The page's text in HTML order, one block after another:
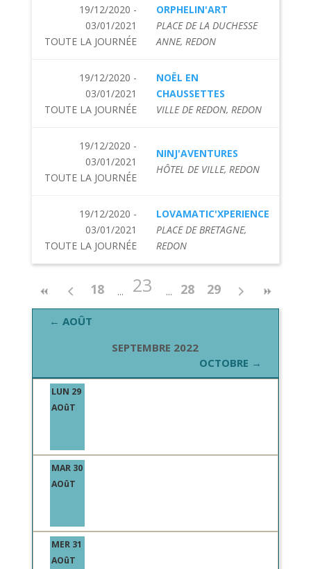
19/12/2020 -
03/01/2021
TOUTE LA JOURNÉE
ORPHELIN'ART
PLACE DE LA DUCHESSE
ANNE, REDON
19/12/2020 -
03/01/2021
TOUTE LA JOURNÉE
NOËL EN
CHAUSSETTES
VILLE DE REDON, REDON
19/12/2020 -
03/01/2021
TOUTE LA JOURNÉE
NINJ'AVENTURES
HÔTEL DE VILLE, REDON
19/12/2020 -
03/01/2021
TOUTE LA JOURNÉE
LOVAMATIC'XPERIENCE
PLACE DE BRETAGNE,
REDON
18 23 28 29
← AOÛT
SEPTEMBRE 2022
OCTOBRE →
LUN 29
AOûT
MAR 30
AOûT
MER 31
AOûT